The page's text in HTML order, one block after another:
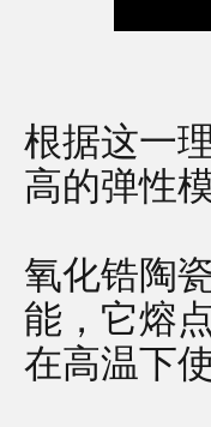
根据这一
高的弹性
氧化锆陶
能，它熔
在高温下